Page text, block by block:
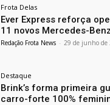
Frota Delas
Ever Express reforça
11 novos Mercedes-
Redação Frota News - 29 de junho de
Destaque
Brink’s forma primeira
carro-forte 100%